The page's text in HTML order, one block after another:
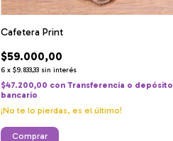
Cafetera Print
$59.000,00
6 x $9.833,33 sin interés
$47.200,00 con Transferencia o depósito
bancario
¡No te lo pierdas, es el último!